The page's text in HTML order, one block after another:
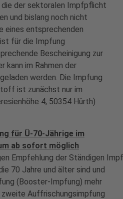
die der sektoralen Impfpflicht
und bislang noch nicht
eines entsprechenden
für die Impfung
Bescheinigung zur
kann im Rahmen der
werden. Die Impfung
ist zunächst nur im
4, 50354 Hürth)
für Ü-70-Jährige im
ab sofort möglich
Empfehlung der Ständigen
70 Jahre und älter sind und
(Booster-Impfung) mehr
Auffrischungsimpfung